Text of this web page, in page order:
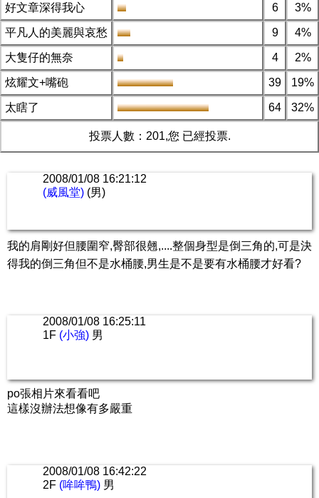
好文章深得我心 6 3%
平凡人的美麗與哀愁 9 4%
大隻仔的無奈 4 2%
炫耀文+嘴砲 39 19%
太瞎了 64 32%
投票人數：201,您 已經投票.
2008/01/08 16:21:12
(威風堂) (男)
我的肩剛好但腰圍窄,臀部很翹,....整個身型是倒三角的,可是決
得我的倒三角但不是水桶腰,男生是不是要有水桶腰才好看?
2008/01/08 16:25:11
1F (小強) 男
po張相片來看看吧
這樣沒辦法想像有多嚴重
2008/01/08 16:42:22
2F (哞哞鴨) 男